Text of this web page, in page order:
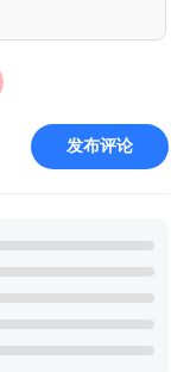
发布评论